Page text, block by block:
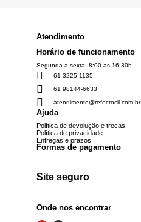
Atendimento
Horário de funcionamento
Segunda a sexta: 8:00 as 16:30h
61 3225-1135
61 98144-6633
atendimento@refectocil.com.br
Ajuda
Política de devolução e trocas
Política de privacidade
Entregas e prazos
Formas de pagamento
Site seguro
Onde nos encontrar
Y I